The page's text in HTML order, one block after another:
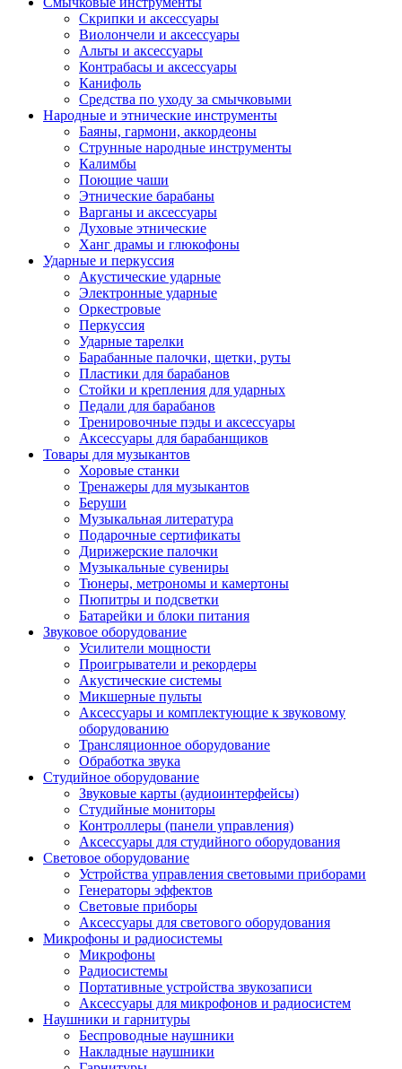
Скрипки и аксессуары
Виолончели и аксессуары
Альты и аксессуары
Контрабасы и аксессуары
Канифоль
Средства по уходу за смычковыми
Народные и этнические инструменты
Баяны, гармони, аккордеоны
Струнные народные инструменты
Калимбы
Поющие чаши
Этнические барабаны
Варганы и аксессуары
Духовые этнические
Ханг драмы и глюкофоны
Ударные и перкуссия
Акустические ударные
Электронные ударные
Оркестровые
Перкуссия
Ударные тарелки
Барабанные палочки, щетки, руты
Пластики для барабанов
Стойки и крепления для ударных
Педали для барабанов
Тренировочные пэды и аксессуары
Аксессуары для барабанщиков
Товары для музыкантов
Хоровые станки
Тренажеры для музыкантов
Беруши
Музыкальная литература
Подарочные сертификаты
Дирижерские палочки
Музыкальные сувениры
Тюнеры, метрономы и камертоны
Пюпитры и подсветки
Батарейки и блоки питания
Звуковое оборудование
Усилители мощности
Проигрыватели и рекордеры
Акустические системы
Микшерные пульты
Аксессуары и комплектующие к звуковому
оборудованию
Трансляционное оборудование
Обработка звука
Студийное оборудование
Звуковые карты (аудиоинтерфейсы)
Студийные мониторы
Контроллеры (панели управления)
Аксессуары для студийного оборудования
Световое оборудование
Устройства управления световыми приборами
Генераторы эффектов
Световые приборы
Аксессуары для светового оборудования
Микрофоны и радиосистемы
Микрофоны
Радиосистемы
Портативные устройства звукозаписи
Аксессуары для микрофонов и радиосистем
Наушники и гарнитуры
Беспроводные наушники
Накладные наушники